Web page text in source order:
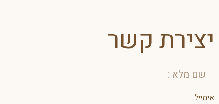
יצירת קשר
אימייל